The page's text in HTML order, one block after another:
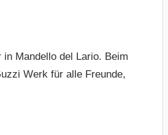
Mandello del Lario. Beim
Werk für alle Freunde,